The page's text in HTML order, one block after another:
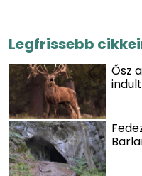
Legfrissebb
Ősz